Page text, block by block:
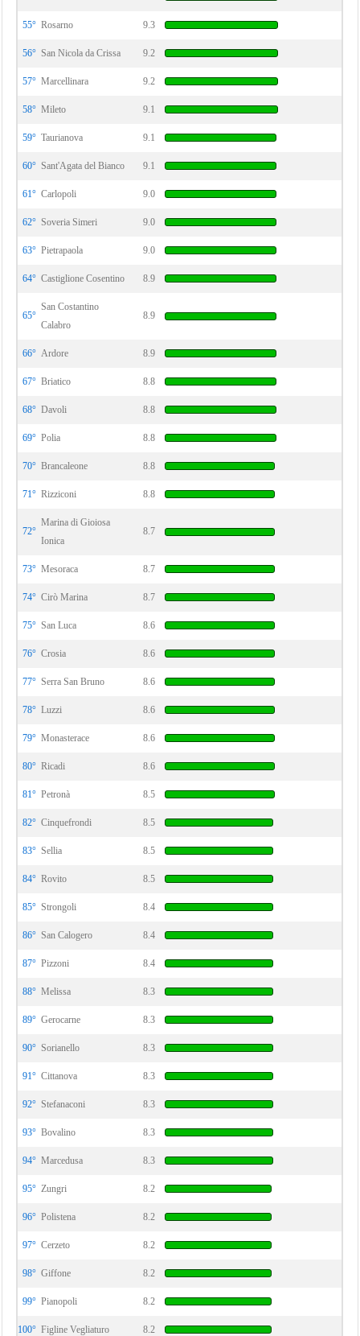
55° Rosarno 9.3
56° San Nicola da Crissa 9.2
57° Marcellinara 9.2
58° Mileto 9.1
59° Taurianova 9.1
60° Sant'Agata del Bianco 9.1
61° Carlopoli 9.0
62° Soveria Simeri 9.0
63° Pietrapaola 9.0
64° Castiglione Cosentino 8.9
65°
San Costantino
Calabro
8.9
66° Ardore 8.9
67° Briatico 8.8
68° Davoli 8.8
69° Polia 8.8
70° Brancaleone 8.8
71° Rizziconi 8.8
72°
Marina di Gioiosa
Ionica
8.7
73° Mesoraca 8.7
74° Cirò Marina 8.7
75° San Luca 8.6
76° Crosia 8.6
77° Serra San Bruno 8.6
78° Luzzi 8.6
79° Monasterace 8.6
80° Ricadi 8.6
81° Petronà 8.5
82° Cinquefrondi 8.5
83° Sellia 8.5
84° Rovito 8.5
85° Strongoli 8.4
86° San Calogero 8.4
87° Pizzoni 8.4
88° Melissa 8.3
89° Gerocarne 8.3
90° Sorianello 8.3
91° Cittanova 8.3
92° Stefanaconi 8.3
93° Bovalino 8.3
94° Marcedusa 8.3
95° Zungri 8.2
96° Polistena 8.2
97° Cerzeto 8.2
98° Giffone 8.2
99° Pianopoli 8.2
100° Figline Vegliaturo 8.2